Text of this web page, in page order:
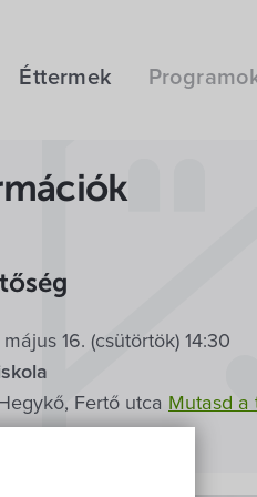
Éttermek
16. (csütörtök) 14:30
Fertő utca Mutasd a